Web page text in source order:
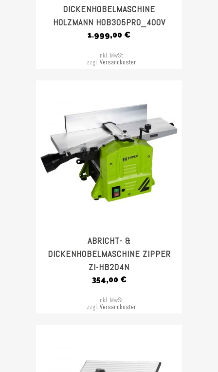
DICKENHOBELMASCHINE
HOLZMANN HOB305PRO_400V
1.999,00 €
inkl. MwSt.
zzgl. Versandkosten
ABRICHT- &
DICKENHOBELMASCHINE ZIPPER
ZI-HB204N
354,00 €
inkl. MwSt.
zzgl. Versandkosten